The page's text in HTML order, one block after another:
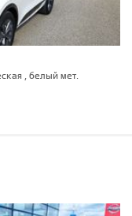
, белый мет.